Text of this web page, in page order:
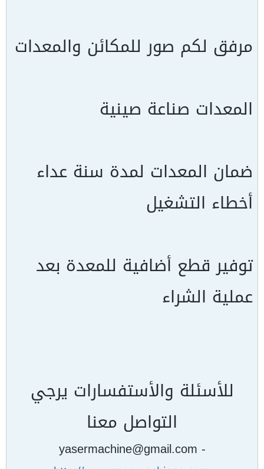
مرفق لكم صور للمكائن والمعدات
المعدات صناعة صينية
ضمان المعدات لمدة سنة عداء
أخطاء التشغيل
توفير قطع أضافية للمعدة بعد
عملية الشراء
للأسئلة والأستفسارات يرجي
التواصل معنا
yasermachine@gmail.com -